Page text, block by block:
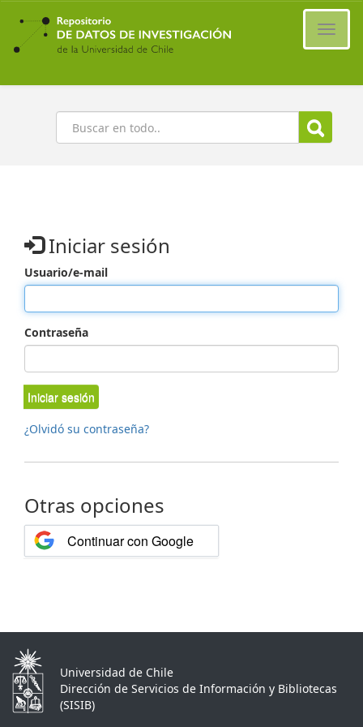
Ir
contenido
principal
Buscar
Iniciar sesión
Usuario/e-mail
Contraseña
Iniciar sesión
¿Olvidó su contraseña?
Otras opciones
Continuar con Google
Universidad de Chile
Dirección de Servicios de Información y Bibliotecas
(SISIB)